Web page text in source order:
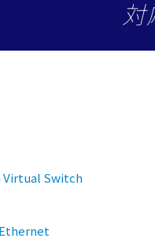
対
Virtual Switch